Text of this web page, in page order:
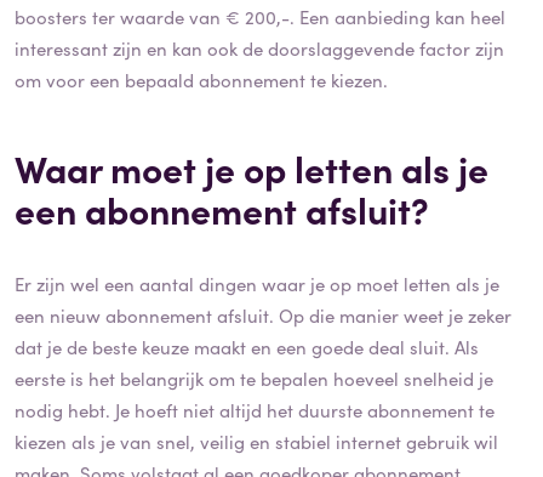
boosters ter waarde van € 200,-. Een aanbieding kan heel
interessant zijn en kan ook de doorslaggevende factor zijn
om voor een bepaald abonnement te kiezen.
Waar moet je op letten als je
een abonnement afsluit?
Er zijn wel een aantal dingen waar je op moet letten als je
een nieuw abonnement afsluit. Op die manier weet je zeker
dat je de beste keuze maakt en een goede deal sluit. Als
eerste is het belangrijk om te bepalen hoeveel snelheid je
nodig hebt. Je hoeft niet altijd het duurste abonnement te
kiezen als je van snel, veilig en stabiel internet gebruik wil